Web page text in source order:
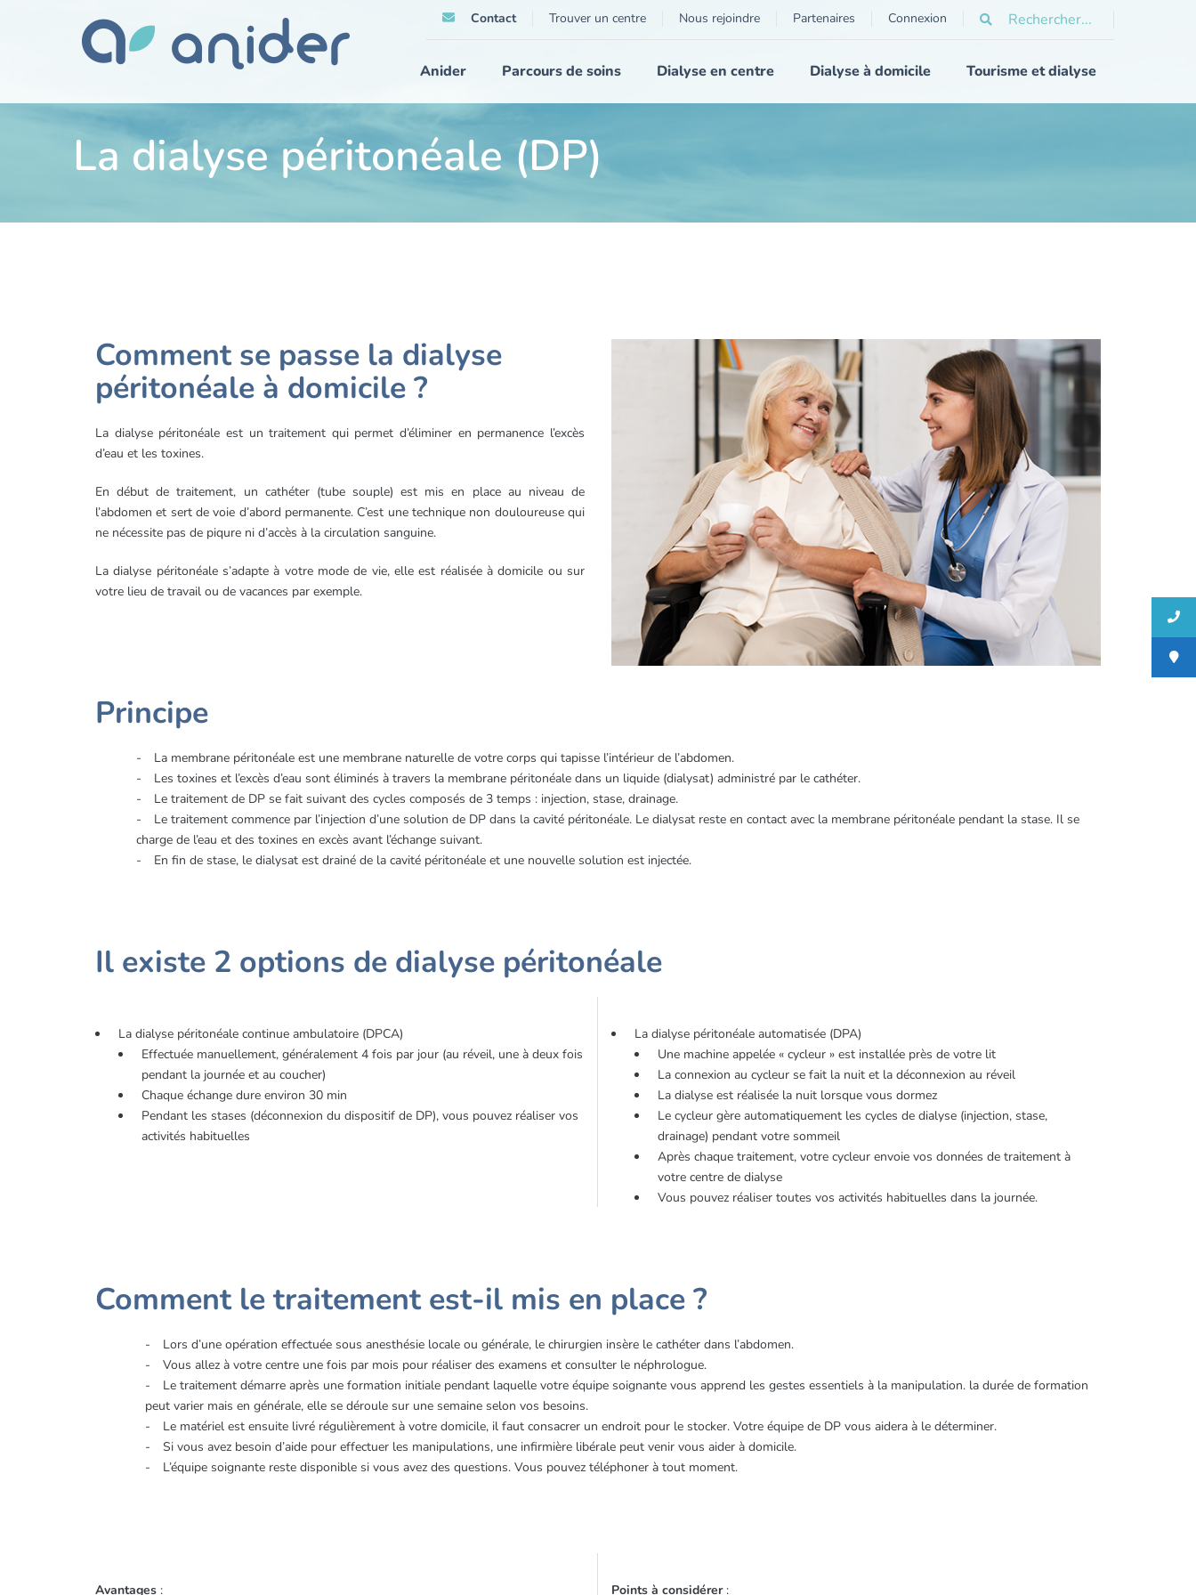
Contact Trouver un centre Nous rejoindre Partenaires Connexion
Anider Parcours de soins Dialyse en centre Dialyse à domicile Tourisme et dialyse
La dialyse péritonéale (DP)
Comment se passe la dialyse
péritonéale à domicile ?
La dialyse péritonéale est un traitement qui permet d’éliminer en permanence l’excès
d’eau et les toxines.
En début de traitement, un cathéter (tube souple) est mis en place au niveau de
l’abdomen et sert de voie d’abord permanente. C’est une technique non douloureuse qui
ne nécessite pas de piqure ni d’accès à la circulation sanguine.
La dialyse péritonéale s’adapte à votre mode de vie, elle est réalisée à domicile ou sur
votre lieu de travail ou de vacances par exemple.
Principe
La membrane péritonéale est une membrane naturelle de votre corps qui tapisse l’intérieur de l’abdomen.
Les toxines et l’excès d’eau sont éliminés à travers la membrane péritonéale dans un liquide (dialysat) administré par le cathéter.
Le traitement de DP se fait suivant des cycles composés de 3 temps : injection, stase, drainage.
Le traitement commence par l’injection d’une solution de DP dans la cavité péritonéale. Le dialysat reste en contact avec la membrane péritonéale pendant la stase. Il se
charge de l’eau et des toxines en excès avant l’échange suivant.
En fin de stase, le dialysat est drainé de la cavité péritonéale et une nouvelle solution est injectée.
Il existe 2 options de dialyse péritonéale
La dialyse péritonéale continue ambulatoire (DPCA)
Effectuée manuellement, généralement 4 fois par jour (au réveil, une à deux fois
pendant la journée et au coucher)
Chaque échange dure environ 30 min
Pendant les stases (déconnexion du dispositif de DP), vous pouvez réaliser vos
activités habituelles
La dialyse péritonéale automatisée (DPA)
Une machine appelée « cycleur » est installée près de votre lit
La connexion au cycleur se fait la nuit et la déconnexion au réveil
La dialyse est réalisée la nuit lorsque vous dormez
Le cycleur gère automatiquement les cycles de dialyse (injection, stase,
drainage) pendant votre sommeil
Après chaque traitement, votre cycleur envoie vos données de traitement à
votre centre de dialyse
Vous pouvez réaliser toutes vos activités habituelles dans la journée.
Comment le traitement est-il mis en place ?
Lors d’une opération effectuée sous anesthésie locale ou générale, le chirurgien insère le cathéter dans l’abdomen.
Vous allez à votre centre une fois par mois pour réaliser des examens et consulter le néphrologue.
Le traitement démarre après une formation initiale pendant laquelle votre équipe soignante vous apprend les gestes essentiels à la manipulation. la durée de formation
peut varier mais en générale, elle se déroule sur une semaine selon vos besoins.
Le matériel est ensuite livré régulièrement à votre domicile, il faut consacrer un endroit pour le stocker. Votre équipe de DP vous aidera à le déterminer.
Si vous avez besoin d’aide pour effectuer les manipulations, une infirmière libérale peut venir vous aider à domicile.
L’équipe soignante reste disponible si vous avez des questions. Vous pouvez téléphoner à tout moment.
Avantages : Points à considérer: